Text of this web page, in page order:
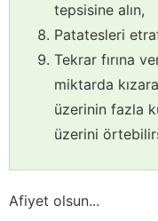
tepsisine alın,
Patatesleri
Tekrar fırına
miktarda
üzerinin fazla
üzerini
Afiyet olsun...